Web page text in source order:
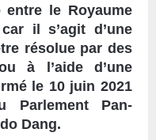
entre le Royaume
il s’agit d’une
résolue par des
à l’aide d’une
le 10 juin 2021
Parlement Pan-
Dang.